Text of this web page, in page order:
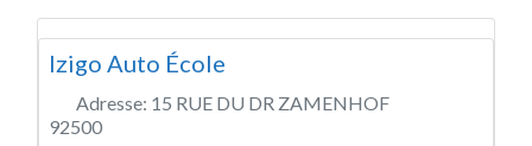
Izigo Auto École
Adresse: 15 RUE DU DR ZAMENHOF
92500